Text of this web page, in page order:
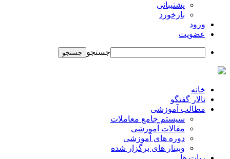
پشتیبانی
بازخورد
ورود
عضویت
جستجو
خانه
تالار گفتگو
مطالب آموزشی
سیستم جامع معاملات
مقالات آموزشی
دوره های آموزشی
وبینار های برگزار شده